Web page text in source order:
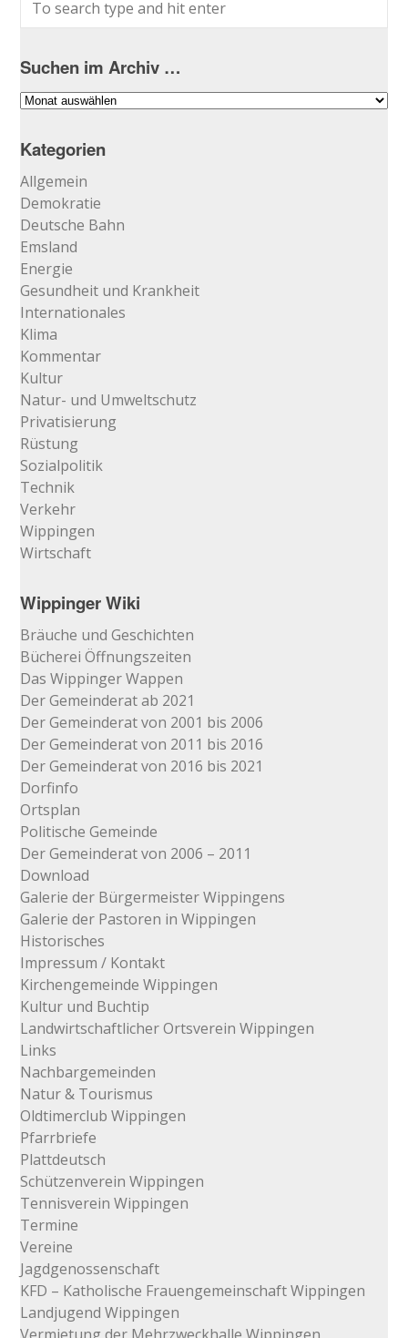
Suchen im Archiv …
Suchen
Archiv
Kategorien
Allgemein
Demokratie
Deutsche Bahn
Emsland
Energie
Gesundheit und Krankheit
Internationales
Klima
Kommentar
Kultur
Natur- und Umweltschutz
Privatisierung
Rüstung
Sozialpolitik
Technik
Verkehr
Wippingen
Wirtschaft
Wippinger Wiki
Bräuche und Geschichten
Bücherei Öffnungszeiten
Das Wippinger Wappen
Der Gemeinderat ab 2021
Der Gemeinderat von 2001 bis 2006
Der Gemeinderat von 2011 bis 2016
Der Gemeinderat von 2016 bis 2021
Dorfinfo
Ortsplan
Politische Gemeinde
Der Gemeinderat von 2006 – 2011
Download
Galerie der Bürgermeister Wippingens
Galerie der Pastoren in Wippingen
Historisches
Impressum / Kontakt
Kirchengemeinde Wippingen
Kultur und Buchtip
Landwirtschaftlicher Ortsverein Wippingen
Links
Nachbargemeinden
Natur & Tourismus
Oldtimerclub Wippingen
Pfarrbriefe
Plattdeutsch
Schützenverein Wippingen
Tennisverein Wippingen
Termine
Vereine
Jagdgenossenschaft
KFD – Katholische Frauengemeinschaft Wippingen
Landjugend Wippingen